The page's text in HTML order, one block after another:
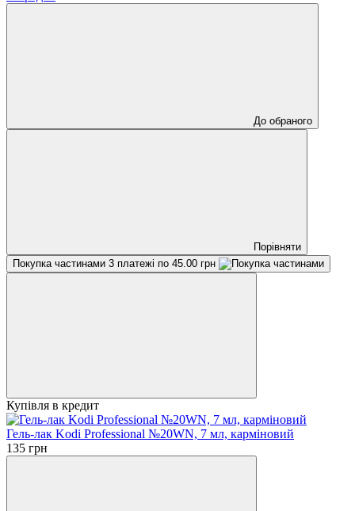
До обраного
Порівняти
Покупка частинами 3 платежі по 45.00 грн
Купівля в кредит
Гель-лак Kodi Professional №20WN, 7 мл, карміновий
135 грн